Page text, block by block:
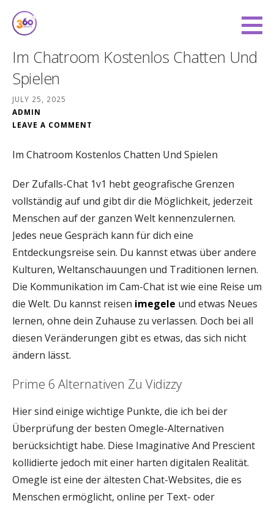
360 Degree Finance
Im Chatroom Kostenlos Chatten Und
Spielen
JULY 25, 2025
ADMIN
LEAVE A COMMENT
Im Chatroom Kostenlos Chatten Und Spielen
Der Zufalls-Chat 1v1 hebt geografische Grenzen
vollständig auf und gibt dir die Möglichkeit, jederzeit
Menschen auf der ganzen Welt kennenzulernen.
Jedes neue Gespräch kann für dich eine
Entdeckungsreise sein. Du kannst etwas über andere
Kulturen, Weltanschauungen und Traditionen lernen.
Die Kommunikation im Cam-Chat ist wie eine Reise um
die Welt. Du kannst reisen imegele und etwas Neues
lernen, ohne dein Zuhause zu verlassen. Doch bei all
diesen Veränderungen gibt es etwas, das sich nicht
ändern lässt.
Prime 6 Alternativen Zu Vidizzy
Hier sind einige wichtige Punkte, die ich bei der
Überprüfung der besten Omegle-Alternativen
berücksichtigt habe. Diese Imaginative And Prescient
kollidierte jedoch mit einer harten digitalen Realität.
Omegle ist eine der ältesten Chat-Websites, die es
Menschen ermöglicht, online per Text- oder